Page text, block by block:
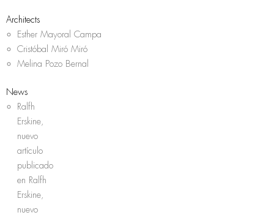
Architects
Esther Mayoral Campa
Cristóbal Miró Miró
Melina Pozo Bernal
News
Ralfh
Erskine,
nuevo
artículo
publicado
en Ralfh
Erskine,
nuevo